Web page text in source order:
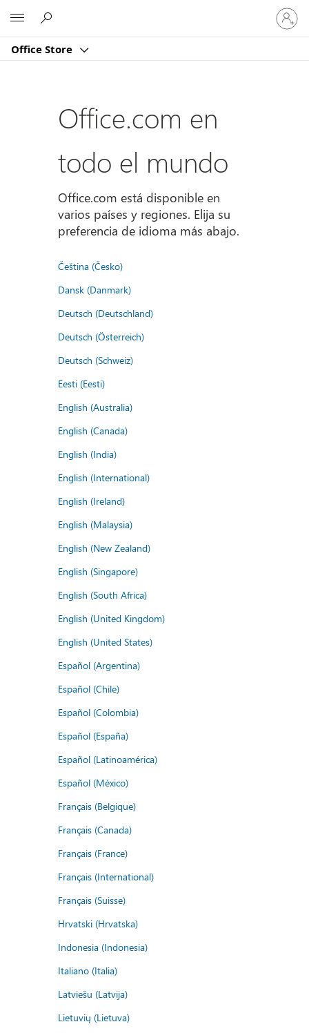
Office Store
Iniciar
sesión
en
cuenta
Office.com en
todo el mundo
Office.com está disponible en
varios países y regiones. Elija su
preferencia de idioma más abajo.
Čeština (Česko)
Dansk (Danmark)
Deutsch (Deutschland)
Deutsch (Österreich)
Deutsch (Schweiz)
Eesti (Eesti)
English (Australia)
English (Canada)
English (India)
English (International)
English (Ireland)
English (Malaysia)
English (New Zealand)
English (Singapore)
English (South Africa)
English (United Kingdom)
English (United States)
Español (Argentina)
Español (Chile)
Español (Colombia)
Español (España)
Español (Latinoamérica)
Español (México)
Français (Belgique)
Français (Canada)
Français (France)
Français (International)
Français (Suisse)
Hrvatski (Hrvatska)
Indonesia (Indonesia)
Italiano (Italia)
Latviešu (Latvija)
Lietuvių (Lietuva)